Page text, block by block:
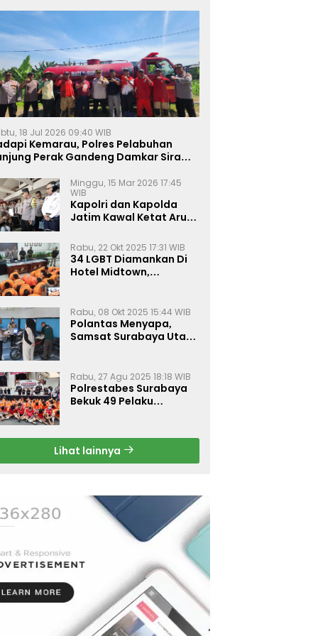
18 Jul 2026 09:40 WIB
Kemarau, Polres Pelabuhan
Perak Gandeng Damkar Siram
Minggu, 15 Mar 2026 17:45
WIB
Kapolri dan Kapolda
Jatim Kawal Ketat Arus
Rabu, 22 Okt 2025 17:31 WIB
34 LGBT Diamankan Di
Hotel Midtown,
Rabu, 08 Okt 2025 15:44 WIB
Polantas Menyapa,
Samsat Surabaya Utara
Rabu, 27 Agu 2025 18:18 WIB
Polrestabes Surabaya
Bekuk 49 Pelaku
Gratis
Lihat lainnya